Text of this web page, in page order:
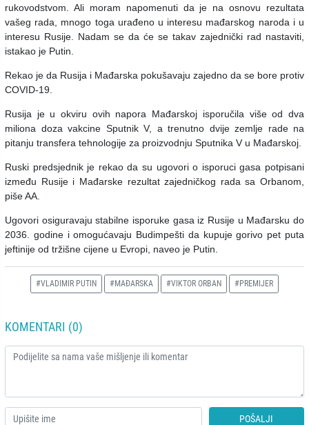
rukovodstvom. Ali moram napomenuti da je na osnovu rezultata
vašeg rada, mnogo toga urađeno u interesu mađarskog naroda i u
interesu Rusije. Nadam se da će se takav zajednički rad nastaviti,
istakao je Putin.
Rekao je da Rusija i Mađarska pokušavaju zajedno da se bore protiv
COVID-19.
Rusija je u okviru ovih napora Mađarskoj isporučila više od dva
miliona doza vakcine Sputnik V, a trenutno dvije zemlje rade na
pitanju transfera tehnologije za proizvodnju Sputnika V u Mađarskoj.
Ruski predsjednik je rekao da su ugovori o isporuci gasa potpisani
između Rusije i Mađarske rezultat zajedničkog rada sa Orbanom,
piše AA.
Ugovori osiguravaju stabilne isporuke gasa iz Rusije u Mađarsku do
2036. godine i omogućavaju Budimpešti da kupuje gorivo pet puta
jeftinije od tržišne cijene u Evropi, naveo je Putin.
#VLADIMIR PUTIN #MAĐARSKA #VIKTOR ORBAN #PREMIJER
KOMENTARI (0)
POŠALJI